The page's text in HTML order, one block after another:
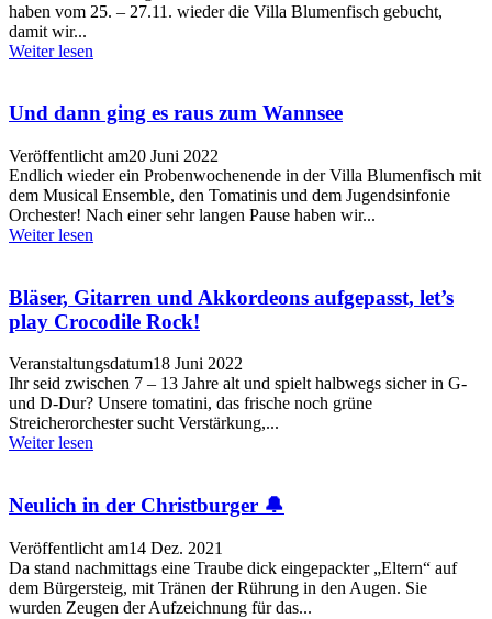
haben vom 25. – 27.11. wieder die Villa Blumenfisch gebucht,
damit wir...
Weiter lesen
Und dann ging es raus zum Wannsee
Veröffentlicht am20 Juni 2022
Endlich wieder ein Probenwochenende in der Villa Blumenfisch mit
dem Musical Ensemble, den Tomatinis und dem Jugendsinfonie
Orchester! Nach einer sehr langen Pause haben wir...
Weiter lesen
Bläser, Gitarren und Akkordeons aufgepasst, let’s
play Crocodile Rock!
Veranstaltungsdatum18 Juni 2022
Ihr seid zwischen 7 – 13 Jahre alt und spielt halbwegs sicher in G-
und D-Dur? Unsere tomatini, das frische noch grüne
Streicherorchester sucht Verstärkung,...
Weiter lesen
Neulich in der Christburger 🔔
Veröffentlicht am14 Dez. 2021
Da stand nachmittags eine Traube dick eingepackter „Eltern“ auf
dem Bürgersteig, mit Tränen der Rührung in den Augen. Sie
wurden Zeugen der Aufzeichnung für das...